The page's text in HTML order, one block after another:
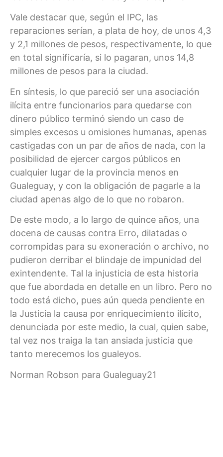
Vale destacar que, según el IPC, las
reparaciones serían, a plata de hoy, de unos 4,3
y 2,1 millones de pesos, respectivamente, lo que
en total significaría, si lo pagaran, unos 14,8
millones de pesos para la ciudad.
En síntesis, lo que pareció ser una asociación
ilícita entre funcionarios para quedarse con
dinero público terminó siendo un caso de
simples excesos u omisiones humanas, apenas
castigadas con un par de años de nada, con la
posibilidad de ejercer cargos públicos en
cualquier lugar de la provincia menos en
Gualeguay, y con la obligación de pagarle a la
ciudad apenas algo de lo que no robaron.
De este modo, a lo largo de quince años, una
docena de causas contra Erro, dilatadas o
corrompidas para su exoneración o archivo, no
pudieron derribar el blindaje de impunidad del
exintendente. Tal la injusticia de esta historia
que fue abordada en detalle en un libro. Pero no
todo está dicho, pues aún queda pendiente en
la Justicia la causa por enriquecimiento ilícito,
denunciada por este medio, la cual, quien sabe,
tal vez nos traiga la tan ansiada justicia que
tanto merecemos los gualeyos.
Norman Robson para Gualeguay21